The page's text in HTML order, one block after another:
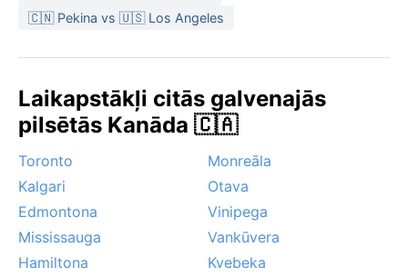
ziemā pilsētu skar ezeru efekta sniegputeņi, lai arī
iespējami karstuma viļņi ar augstu mitruma indeksu.
Bramptonu skar reti – tas ir viens no klusākajiem
Kanādas apgabaliem šajā ziņā.
🇨🇳 Pekina vs 🇺🇸 Los Angeles
Laikapstākļi citās galvenajās
pilsētās Kanāda 🇨🇦
Toronto
Monreāla
Kalgari
Otava
Edmontona
Vinipega
Mississauga
Vankūvera
Hamiltona
Kvebeka